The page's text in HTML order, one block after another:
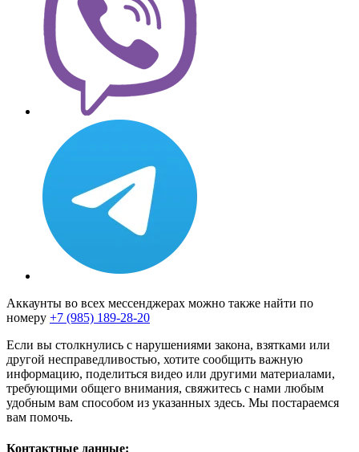
Аккаунты во всех мессенджерах можно также найти по
номеру +7 (985) 189-28-20
Если вы столкнулись с нарушениями закона, взятками или
другой несправедливостью, хотите сообщить важную
информацию, поделиться видео или другими материалами,
требующими общего внимания, свяжитесь с нами любым
удобным вам способом из указанных здесь. Мы постараемся
вам помочь.
Контактные данные: